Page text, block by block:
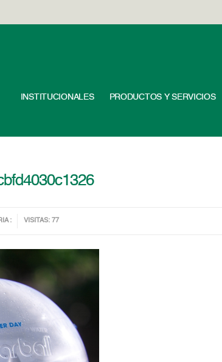
INSTITUCIONALES PRODUCTOS Y SERVICIOS
: VISITAS: 77